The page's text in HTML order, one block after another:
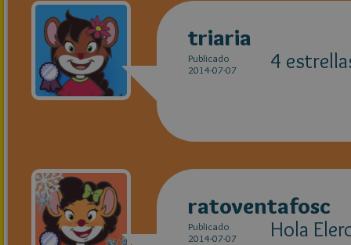
triaria
Publicado
2014-07-07
4
ratoventafosc
Publicado
2014-07-07
Hola